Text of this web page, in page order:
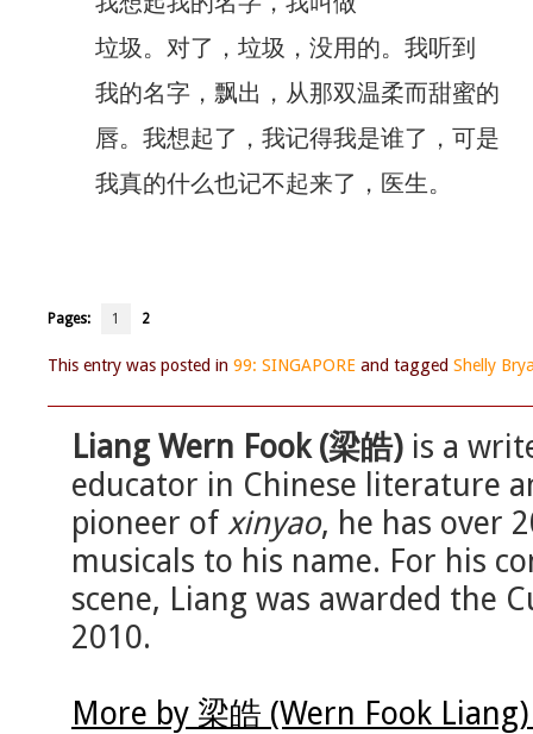
垃圾。对了，垃圾，没用的。我听到
我的名字，飘出，从那双温柔而甜蜜的
唇。我想起了，我记得我是谁了，可是
我真的什么也记不起来了，医生。
Pages: 1 2
This entry was posted in 99: SINGAPORE and tagged Shelly
Liang Wern Fook (梁皓) is a
educator in Chinese literature
pioneer of xinyao, he has over
musicals to his name. For his
scene, Liang was awarded the
2010.
More by 梁皓 (Wern Fook